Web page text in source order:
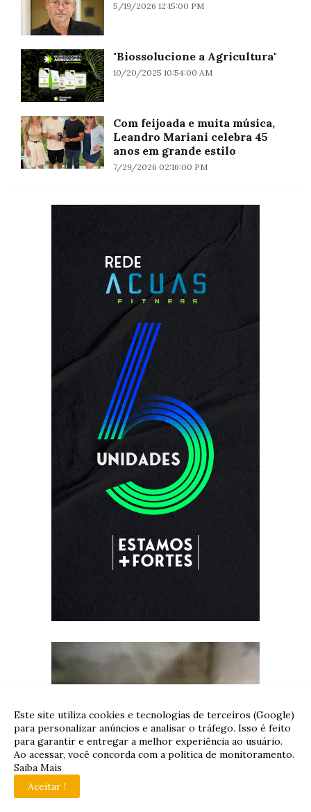
5/19/2026 12:15:00 PM
"Biossolucione a Agricultura"
10/20/2025 10:54:00 AM
Com feijoada e muita música,
Leandro Mariani celebra 45
anos em grande estilo
7/29/2026 02:16:00 PM
Este site utiliza cookies e tecnologias de terceiros (Google)
para personalizar anúncios e analisar o tráfego. Isso é feito
para garantir e entregar a melhor experiência ao usuário.
Ao acessar, você concorda com a política de monitoramento.
Saiba Mais
Aceitar !